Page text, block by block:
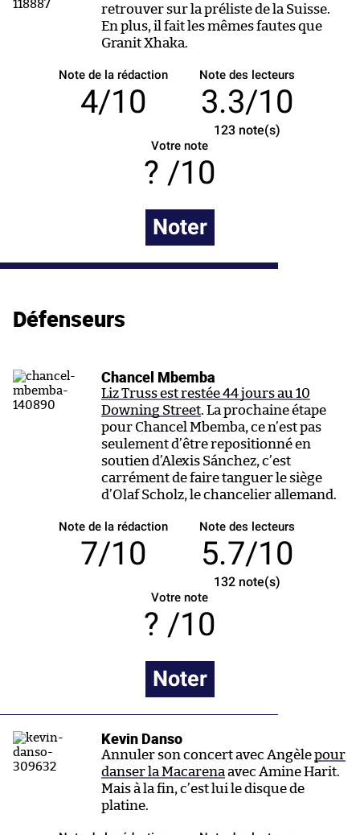
retrouver sur la préliste de la Suisse.
En plus, il fait les mêmes fautes que
Granit Xhaka.
Note de la rédaction
4/10
Note des lecteurs
3.3/10
123note(s)
Votre note
/10
Noter
Défenseurs
Chancel Mbemba
Liz Truss est restée 44 jours au 10
Downing Street. La prochaine étape
pour Chancel Mbemba, ce n’est pas
seulement d’être repositionné en
soutien d’Alexis Sánchez, c’est
carrément de faire tanguer le siège
d’Olaf Scholz, le chancelier allemand.
Note de la rédaction
7/10
Note des lecteurs
5.7/10
132note(s)
Votre note
/10
Noter
Kevin Danso
Annuler son concert avec Angèlepour
danser la Macarena avec Amine Harit.
Mais à la fin, c’est lui le disque de
platine.